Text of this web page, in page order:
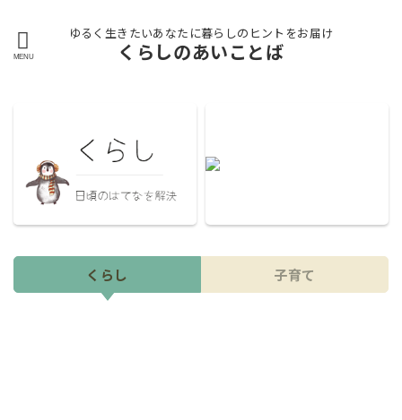
ゆるく生きたいあなたに暮らしのヒントをお届け
くらしのあいことば
くらし 子育て